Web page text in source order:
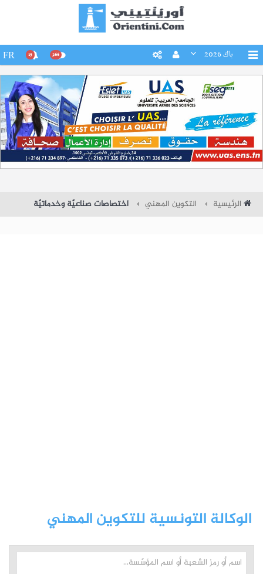
باك 2026 266
15
FR
الرئيسية التكوين المهني اختصاصات صناعيّة وخدماتيّة
الوكالة التونسية للتكوين المهني